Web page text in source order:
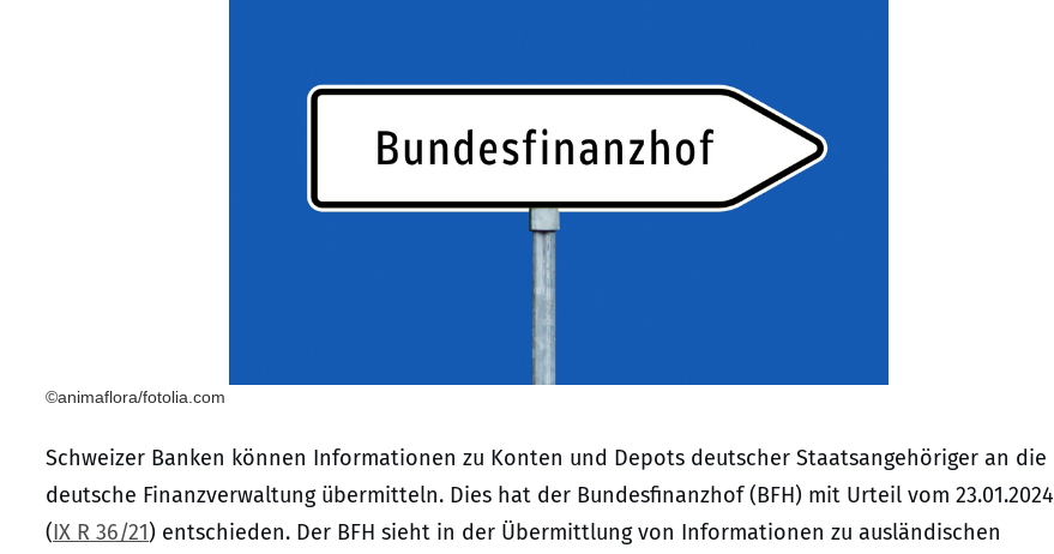
©animaflora/fotolia.com
Schweizer Banken können Informationen zu Konten und Depots deutscher Staatsangehöriger an die
deutsche Finanzverwaltung übermitteln. Dies hat der Bundesfinanzhof (BFH) mit Urteil vom 23.01.2024
(IX R 36/21) entschieden. Der BFH sieht in der Übermittlung von Informationen zu ausländischen